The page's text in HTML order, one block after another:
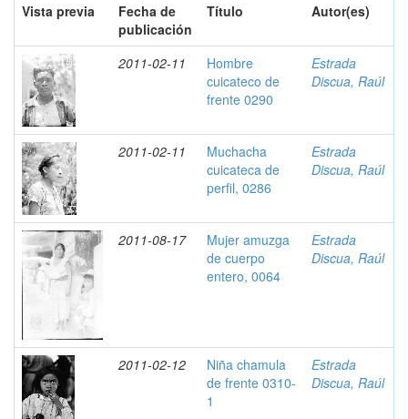
Vista previa
Fecha de
publicación
Título Autor(es)
2011-02-11
Hombre
cuicateco de
frente 0290
Estrada
Discua, Raúl
2011-02-11
Muchacha
cuicateca de
perfil, 0286
Estrada
Discua, Raúl
2011-08-17
Mujer amuzga
de cuerpo
entero, 0064
Estrada
Discua, Raúl
2011-02-12
Niña chamula
de frente 0310-
1
Estrada
Discua, Raúl